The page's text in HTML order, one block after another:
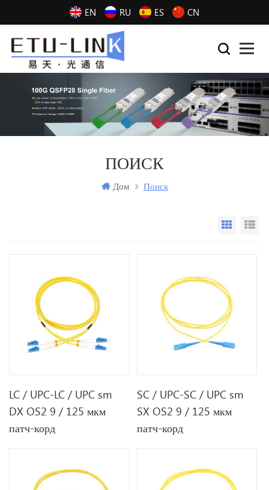
EN RU ES CN
ПОИСК
Дом Поиск
Grid
LC / UPC-LC / UPC sm
DX OS2 9 / 125 мкм
патч-корд
SC / UPC-SC / UPC sm
SX OS2 9 / 125 мкм
патч-корд